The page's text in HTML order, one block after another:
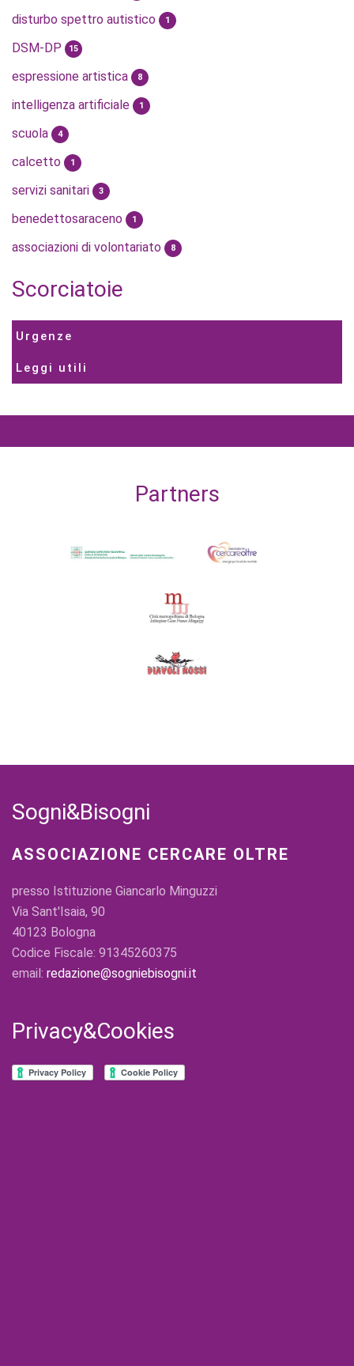
disturbo spettro autistico 1
DSM-DP 15
espressione artistica 8
intelligenza artificiale 1
scuola 4
calcetto 1
servizi sanitari 3
benedettosaraceno 1
associazioni di volontariato 8
Scorciatoie
Urgenze
Leggi utili
Partners
Sogni&Bisogni
ASSOCIAZIONE CERCARE OLTRE
presso Istituzione Giancarlo Minguzzi
Via Sant'Isaia, 90
40123 Bologna
Codice Fiscale: 91345260375
email: redazione@sogniebisogni.it
Privacy&Cookies